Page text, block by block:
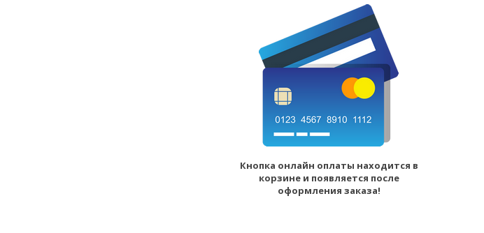
Кнопка онлайн оплаты находится в
корзине и появляется после
оформления заказа!